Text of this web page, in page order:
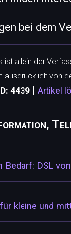
bei dem
ist allein der
ausdrücklich von
4439 | Artikel
Bedarf: DSL
kleine und